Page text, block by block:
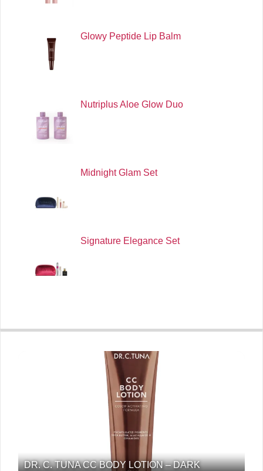
Glowy Peptide Lip Balm
Nutriplus Aloe Glow Duo
Midnight Glam Set
Signature Elegance Set
DR. C. TUNA CC BODY LOTION – DARK